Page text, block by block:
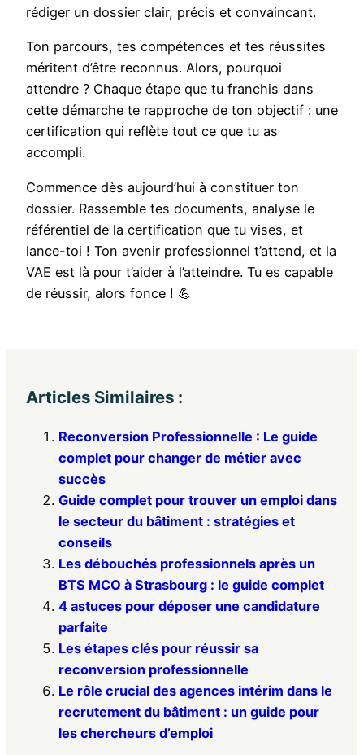
rédiger un dossier clair, précis et convaincant.
Ton parcours, tes compétences et tes réussites
méritent d’être reconnus. Alors, pourquoi
attendre ? Chaque étape que tu franchis dans
cette démarche te rapproche de ton objectif : une
certification qui reflète tout ce que tu as
accompli.
Commence dès aujourd’hui à constituer ton
dossier. Rassemble tes documents, analyse le
référentiel de la certification que tu vises, et
lance-toi ! Ton avenir professionnel t’attend, et la
VAE est là pour t’aider à l’atteindre. Tu es capable
de réussir, alors fonce ! 💪
Articles Similaires :
Reconversion Professionnelle : Le guide
complet pour changer de métier avec
succès
Guide complet pour trouver un emploi dans
le secteur du bâtiment : stratégies et
conseils
Les débouchés professionnels après un
BTS MCO à Strasbourg : le guide complet
4 astuces pour déposer une candidature
parfaite
Les étapes clés pour réussir sa
reconversion professionnelle
Le rôle crucial des agences intérim dans le
recrutement du bâtiment : un guide pour
les chercheurs d’emploi